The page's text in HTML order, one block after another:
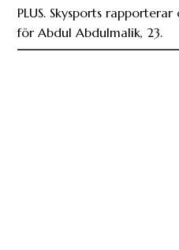
PLUS. Skysports
för Abdul Abdulmalik, 23.